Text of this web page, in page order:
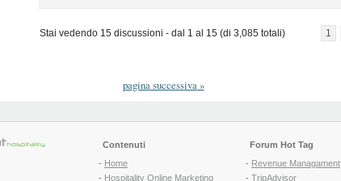
Stai vedendo 15 discussioni - dal 1 al 15 (di 3,085 totali) 1
pagina successiva»
Contenuti
- Home
- Hospitality Online Marketing
Forum Hot Tag
- Revenue Managament
- TripAdvisor